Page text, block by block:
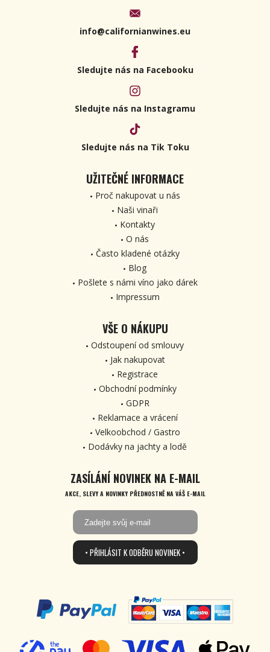
info@californianwines.eu
Sledujte nás na Facebooku
Sledujte nás na Instagramu
Sledujte nás na Tik Toku
UŽITEČNÉ INFORMACE
Proč nakupovat u nás
Naši vinaři
Kontakty
O nás
Často kladené otázky
Blog
Pošlete s námi víno jako dárek
Impressum
VŠE O NÁKUPU
Odstoupení od smlouvy
Jak nakupovat
Registrace
Obchodní podmínky
GDPR
Reklamace a vrácení
Velkoobchod / Gastro
Dodávky na jachty a lodě
ZASÍLÁNÍ NOVINEK NA E-MAIL
AKCE, SLEVY A NOVINKY PŘEDNOSTNĚ NA VÁŠ E-MAIL
• PŘIHLÁSIT K ODBĚRU NOVINEK •